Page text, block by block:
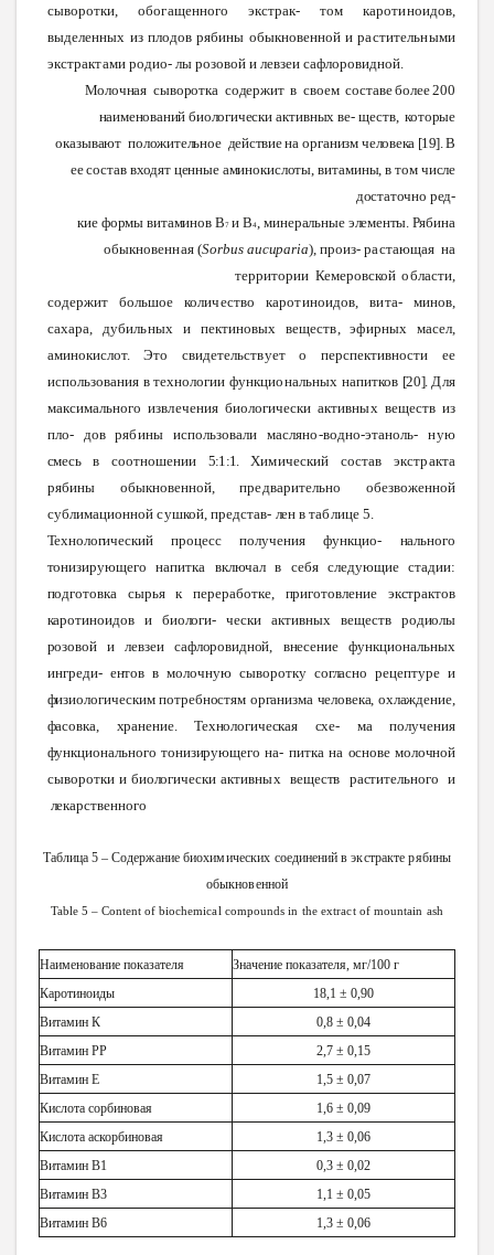
сыворотки,
обогащенного экстрак- томкаротиноидов,
выделенных из плодов рябины обыкновенной ирастительными
экстрактами родио- лы розовой и левзеи сафлоровидной.
Молочная сыворотка содержитвсвоем составе более 200
наименований биологически активных ве- ществ, которые
оказывают положительное действие на организм человека [19]. В
ее состав входят ценные аминокислоты, витамины, втом числе
достаточно ред-
кие формы витаминов В7 иВ4 минеральные элементы. Рябина
обыкновенная(Sorbus aucuparia), произ- растающая на
территории Кемеровской области,
содержит большоеколичество каротиноидов, вита-минов,
сахара,
дубильных и пектиновых веществ, эфирных
масел,
аминокислот. Это свидетельствуето перспективности
ее
использования в технологии функциональных напитков [20]. Для
максимального извлечениябиологически активных веществ из
пло-
дов рябины использовали масляно-водно-этаноль-
ную
смесь в соотношении 5:1:1. Химический состав
экстракта
рябиныобыкновенной,предварительно обезвоженной
сублимационной сушкой, представ- лен втаблице 5.
Технологический
процесс получения функцио- нального
тонизирующего напитка включал в себя следующиестадии:
подготовка
сырьякпереработке, приготовление
экстрактов
каротиноидови биологи- чески активных веществ
родиолы
розовойи левзеи сафлоровидной, внесениефункциональных
ингреди- ентов вмолочнуюсыворотку согласно рецептуре и
физиологическим потребностям организма человека, охлаждение,
фасовка,
хранение. Технологическая схе- ма получения
функционального тонизирующего на- питка на основе молочной
сыворотки и биологически активных веществ растительного и
лекарственного
Таблица 5 –Содержание биохимических соединений вэкстракте рябины
обыкновенной
Table5 – Content of biochemical compounds in the extract of mountain ash
Наименование показателя
Значение показателя, мг/100 г
Каротиноиды
18,1 ± 0,90
Витамин К
0,8 ± 0,04
Витамин PР
2,7 ± 0,15
Витамин E
1,5 ± 0,07
Кислота сорбиновая
1,6 ± 0,09
Кислота аскорбиновая
1,3 ± 0,06
Витамин В1
0,3 ± 0,02
Витамин В3
1,1 ± 0,05
Витамин В6
1,3 ± 0,06